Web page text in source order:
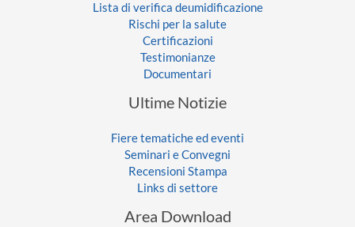
Lista di verifica deumidificazione
Rischi per la salute
Certificazioni
Testimonianze
Documentari
Ultime Notizie
Fiere tematiche ed eventi
Seminari e Convegni
Recensioni Stampa
Links di settore
Area Download